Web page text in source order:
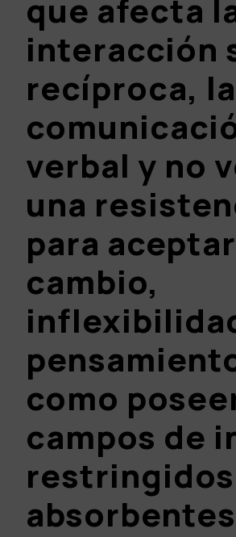
que afecta
interacción
recíproca, la
verbal y no
una
para
cambio,
como
campos de